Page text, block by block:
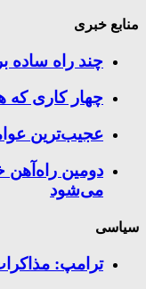
منابع خبری
چند راه‌ ساده
چهار کاری که
عجیب‌ترین
دومین راه‌آهن
می‌شود
سیاسی
ترامپ: